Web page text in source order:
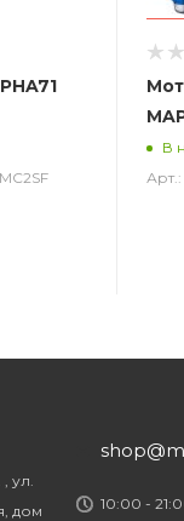
В
Арт.:
ул.
дом
10:00 -